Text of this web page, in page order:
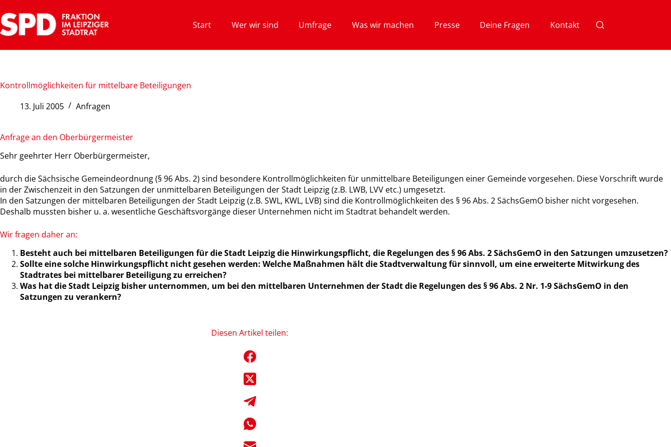
Inhalt
springen
Start Wer wir sind Umfrage Was wir machen Presse Deine Fragen Kontakt
Kontrollmöglichkeiten für mittelbare Beteiligungen
13. Juli 2005
Anfragen
Anfrage an den Oberbürgermeister
Sehr geehrter Herr Oberbürgermeister,
durch die Sächsische Gemeindeordnung (§ 96 Abs. 2) sind besondere Kontrollmöglichkeiten für unmittelbare Beteiligungen einer Gemeinde vorgesehen. Diese Vorschrift wurde
in der Zwischenzeit in den Satzungen der unmittelbaren Beteiligungen der Stadt Leipzig (z.B. LWB, LVV etc.) umgesetzt.
In den Satzungen der mittelbaren Beteiligungen der Stadt Leipzig (z.B. SWL, KWL, LVB) sind die Kontrollmöglichkeiten des § 96 Abs. 2 SächsGemO bisher nicht vorgesehen.
Deshalb mussten bisher u. a. wesentliche Geschäftsvorgänge dieser Unternehmen nicht im Stadtrat behandelt werden.
Wir fragen daher an:
Besteht auch bei mittelbaren Beteiligungen für die Stadt Leipzig die Hinwirkungspflicht, die Regelungen des § 96 Abs. 2 SächsGemO in den Satzungen umzusetzen?
Sollte eine solche Hinwirkungspflicht nicht gesehen werden: Welche Maßnahmen hält die Stadtverwaltung für sinnvoll, um eine erweiterte Mitwirkung des
Stadtrates bei mittelbarer Beteiligung zu erreichen?
Was hat die Stadt Leipzig bisher unternommen, um bei den mittelbaren Unternehmen der Stadt die Regelungen des § 96 Abs. 2 Nr. 1-9 SächsGemO in den
Satzungen zu verankern?
Diesen Artikel teilen: